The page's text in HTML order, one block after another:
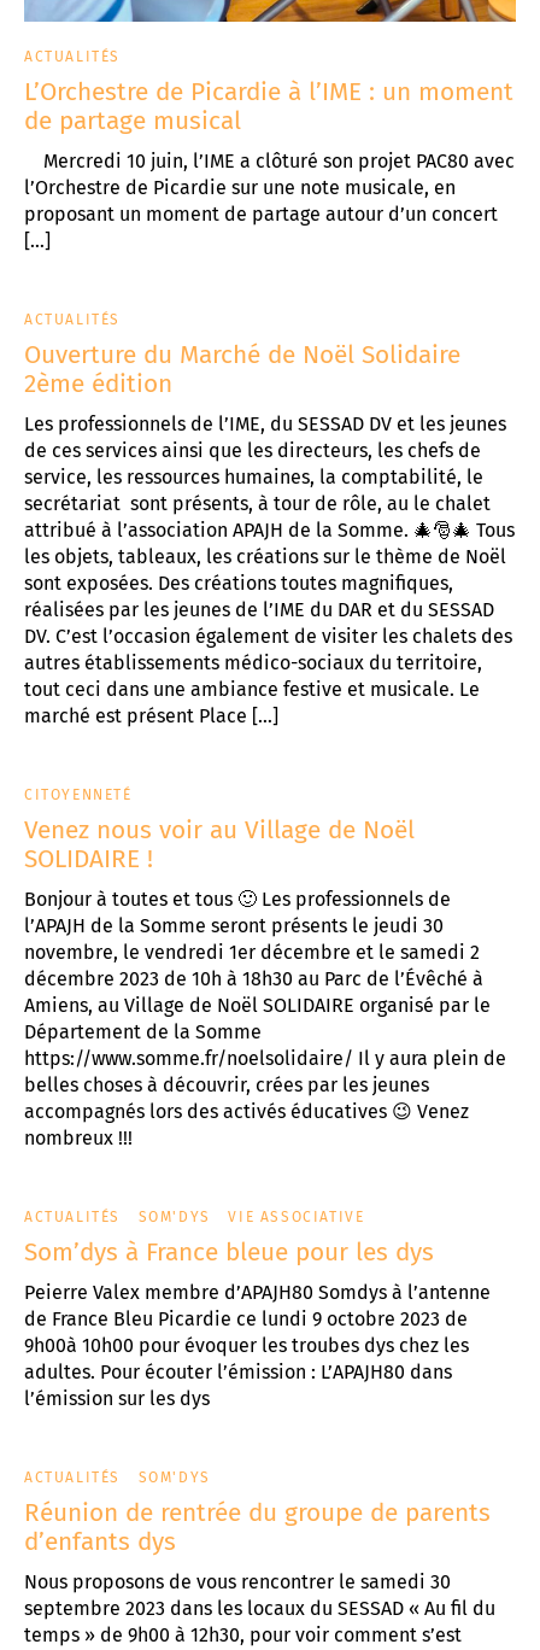
ACTUALITÉS
L’Orchestre de Picardie à l’IME : un moment
de partage musical
Mercredi 10 juin, l’IME a clôturé son projet PAC80 avec
l’Orchestre de Picardie sur une note musicale, en
proposant un moment de partage autour d’un concert
[…]
ACTUALITÉS
Ouverture du Marché de Noël Solidaire
2ème édition
Les professionnels de l’IME, du SESSAD DV et les jeunes
de ces services ainsi que les directeurs, les chefs de
service, les ressources humaines, la comptabilité, le
secrétariat sont présents, à tour de rôle, au le chalet
attribué à l’association APAJH de la Somme. 🎄🎅🎄 Tous
les objets, tableaux, les créations sur le thème de Noël
sont exposées. Des créations toutes magnifiques,
réalisées par les jeunes de l’IME du DAR et du SESSAD
DV. C’est l’occasion également de visiter les chalets des
autres établissements médico-sociaux du territoire,
tout ceci dans une ambiance festive et musicale. Le
marché est présent Place […]
CITOYENNETÉ
Venez nous voir au Village de Noël
SOLIDAIRE !
Bonjour à toutes et tous 🙂 Les professionnels de
l’APAJH de la Somme seront présents le jeudi 30
novembre, le vendredi 1er décembre et le samedi 2
décembre 2023 de 10h à 18h30 au Parc de l’Évêché à
Amiens, au Village de Noël SOLIDAIRE organisé par le
Département de la Somme
https://www.somme.fr/noelsolidaire/ Il y aura plein de
belles choses à découvrir, crées par les jeunes
accompagnés lors des activés éducatives 😉 Venez
nombreux !!!
ACTUALITÉS SOM'DYS VIE ASSOCIATIVE
Som’dys à France bleue pour les dys
Peierre Valex membre d’APAJH80 Somdys à l’antenne
de France Bleu Picardie ce lundi 9 octobre 2023 de
9h00à 10h00 pour évoquer les troubes dys chez les
adultes. Pour écouter l’émission : L’APAJH80 dans
l’émission sur les dys
ACTUALITÉS SOM'DYS
Réunion de rentrée du groupe de parents
d’enfants dys
Nous proposons de vous rencontrer le samedi 30
septembre 2023 dans les locaux du SESSAD « Au fil du
temps » de 9h00 à 12h30, pour voir comment s’est